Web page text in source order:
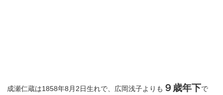
成瀬仁蔵は1858年8月2日生れで、広岡浅子よりも ９歳年下で